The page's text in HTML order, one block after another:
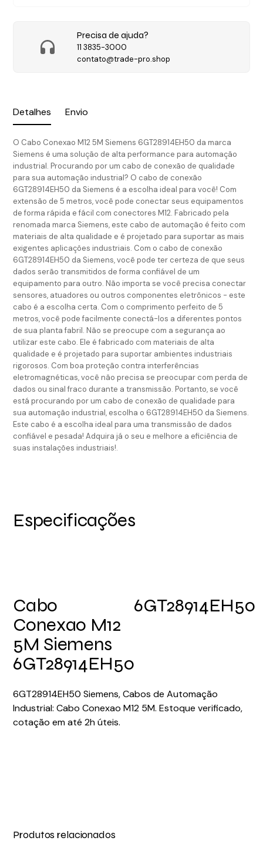
Detalhes Envio
O Cabo Conexao M12 5M Siemens 6GT28914EH50 da marca
Siemens é uma solução de alta performance para automação
industrial. Procurando por um cabo de conexão de qualidade
para sua automação industrial? O cabo de conexão
6GT28914EH50 da Siemens é a escolha ideal para você! Com
extensão de 5 metros, você pode conectar seus equipamentos
de forma rápida e fácil com conectores M12. Fabricado pela
renomada marca Siemens, este cabo de automação é feito com
materiais de alta qualidade e é projetado para suportar as mais
exigentes aplicações industriais. Com o cabo de conexão
6GT28914EH50 da Siemens, você pode ter certeza de que seus
dados serão transmitidos de forma confiável de um
equipamento para outro. Não importa se você precisa conectar
sensores, atuadores ou outros componentes eletrônicos - este
cabo é a escolha certa. Com o comprimento perfeito de 5
metros, você pode facilmente conectá-los a diferentes pontos
de sua planta fabril. Não se preocupe com a segurança ao
utilizar este cabo. Ele é fabricado com materiais de alta
qualidade e é projetado para suportar ambientes industriais
rigorosos. Com boa proteção contra interferências
eletromagnéticas, você não precisa se preocupar com perda de
dados ou sinal fraco durante a transmissão. Portanto, se você
está procurando por um cabo de conexão de qualidade para
sua automação industrial, escolha o 6GT28914EH50 da Siemens.
Este cabo é a escolha ideal para uma transmissão de dados
confiável e pesada! Adquira já o seu e melhore a eficiência de
suas instalações industriais!.
Precisa de ajuda?
11 3835-3000
contato@trade-pro.shop
Especificações
Cabo
Conexao M12
5M Siemens
6GT28914EH50
6GT28914EH50
6GT28914EH50 Siemens, Cabos de Automação
Industrial: Cabo Conexao M12 5M. Estoque verificado,
cotação em até 2h úteis.
Produtos relacionados